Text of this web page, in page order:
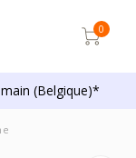
0
(Belgique)*